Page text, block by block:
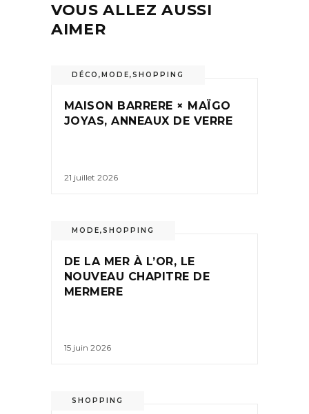
VOUS ALLEZ AUSSI
AIMER
DÉCO , MODE,SHOPPING
MAISON BARRERE × MAÏGO
JOYAS, ANNEAUX DE VERRE
21 juillet 2026
MODE,SHOPPING
DE LA MER À L’OR, LE
NOUVEAU CHAPITRE DE
MERMERE
15 juin 2026
SHOPPING